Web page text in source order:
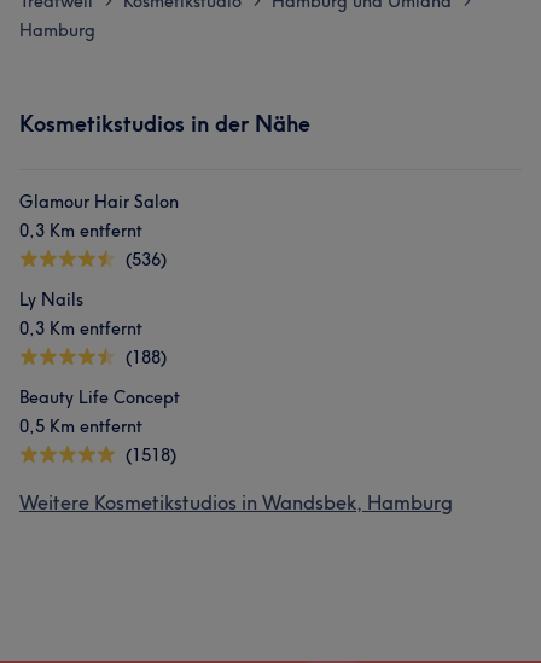
Hamburg
Kosmetikstudios in der Nähe
Glamour Hair Salon
0,3 Km entfernt
(536)
Ly Nails
0,3 Km entfernt
(188)
Beauty Life Concept
0,5 Km entfernt
(1518)
Weitere Kosmetikstudios in Wandsbek, Hamburg